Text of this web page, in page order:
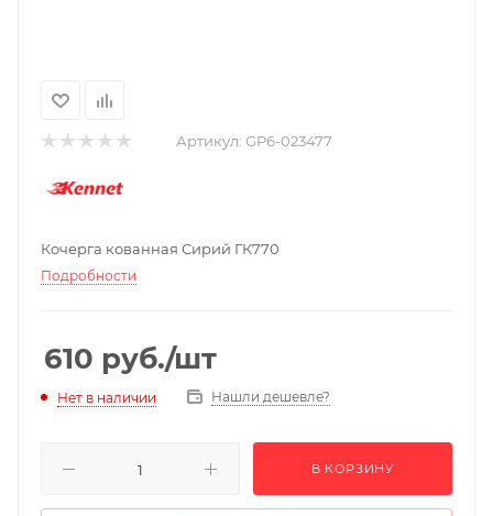
Артикул: GP6-023477
Кочерга кованная Сирий ГК770
Подробности
610 руб./шт
Нет в наличии Нашли дешевле?
В КОРЗИНУ